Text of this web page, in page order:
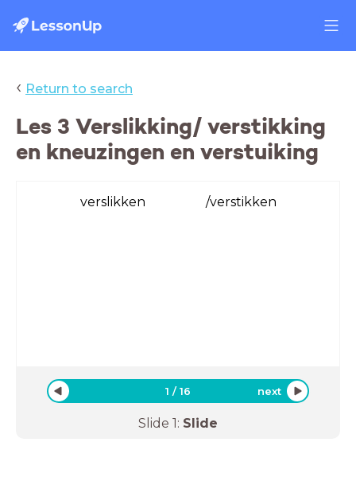
‹ Return to search
Les 3 Verslikking/ verstikking
en kneuzingen en verstuiking
verslikken /verstikken
1 /16 next
Slide 1: Slide